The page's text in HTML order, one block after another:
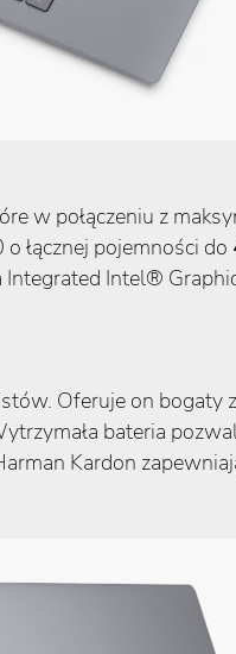
w połączeniu z
łącznej pojemności do
Intel®
Oferuje on bogaty
bateria
Kardon